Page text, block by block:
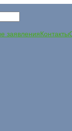
заявленияКонтакты